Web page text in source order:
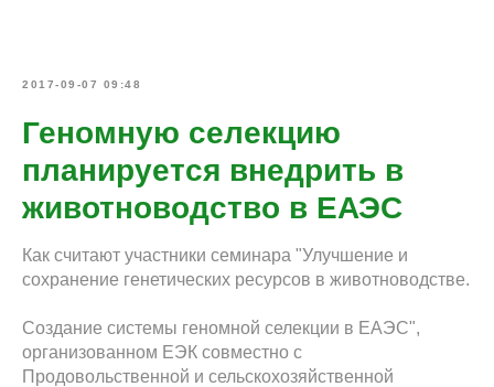
2017-09-07 09:48
Геномную селекцию
планируется внедрить в
животноводство в ЕАЭС
Как считают участники семинара "Улучшение и
сохранение генетических ресурсов в животноводстве.
Создание системы геномной селекции в ЕАЭС",
организованном ЕЭК совместно с
Продовольственной и сельскохозяйственной